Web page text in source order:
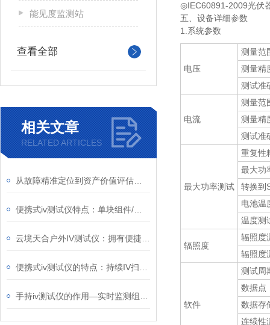
能见度监测站
查看全部
相关文章
RELATED ARTICLES
◎IEC60891-2009光伏
五、设备详细参数
1.系统参数
电压
测量范
测量精
测试准
电流
测量范
测量精
测试准
最大功率测试
重复性
最大功
转换到
电池温
温度测
辐照度
辐照度
辐照度
软件
测试周
数据点
数据存
连续性